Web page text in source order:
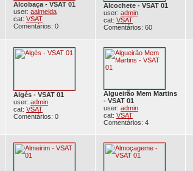
Alcobaça - VSAT 01
user: aalmeida
cat: VSAT
Comentários: 0
Alcochete - VSAT 01
user: admin
cat: VSAT
Comentários: 60
Algés - VSAT 01
user: admin
cat: VSAT
Comentários: 0
Algueirão Mem Martins
- VSAT 01
user: admin
cat: VSAT
Comentários: 4